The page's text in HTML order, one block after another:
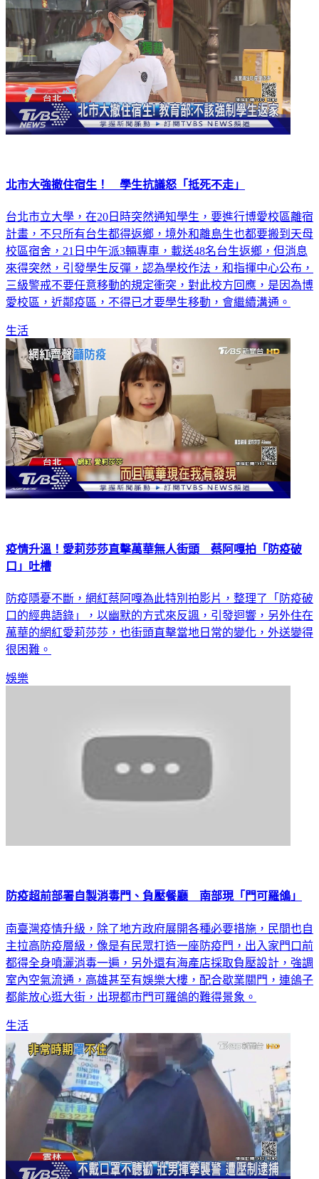
台北市立大學，在20日時突然通知學生，要進行博愛校區離宿
計畫，不只所有台生都得返鄉，境外和離島生也都要搬到天母
校區宿舍，21日中午派3輛專車，載送48名台生返鄉，但消息
來得突然，引發學生反彈，認為學校作法，和指揮中心公布，
三級警戒不要任意移動的規定衝突，對此校方回應，是因為博
生活
疫情升溫！愛莉莎莎直擊萬華無人街頭 蔡阿嘎拍「防疫破
防疫隱憂不斷，網紅蔡阿嘎為此特別拍影片，整理了「防疫破
口的經典語錄」，以幽默的方式來反諷，引發迴響，另外住在
萬華的網紅愛莉莎莎，也街頭直擊當地日常的變化，外送變得
南臺灣疫情升級，除了地方政府展開各種必要措施，民間也自
主拉高防疫層級，像是有民眾打造一座防疫門，出入家門口前
都得全身噴灑消毒一遍，另外還有海產店採取負壓設計，強調
室內空氣流通，高雄甚至有娛樂大樓，配合歇業關門，連鴿子
生活